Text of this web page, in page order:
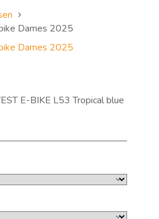
Dames 2025
Dames 2025
E-BIKE L53 Tropical blue